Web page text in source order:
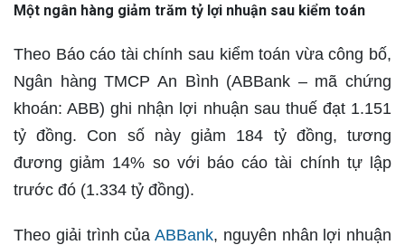
Một ngân hàng giảm trăm tỷ lợi nhuận sau kiểm toán
Theo Báo cáo tài chính sau kiểm toán vừa công bố,
Ngân hàng TMCP An Bình (ABBank – mã chứng
khoán: ABB) ghi nhận lợi nhuận sau thuế đạt 1.151
tỷ đồng. Con số này giảm 184 tỷ đồng, tương
đương giảm 14% so với báo cáo tài chính tự lập
trước đó (1.334 tỷ đồng).
Theo giải trình của ABBank, nguyên nhân lợi nhuận